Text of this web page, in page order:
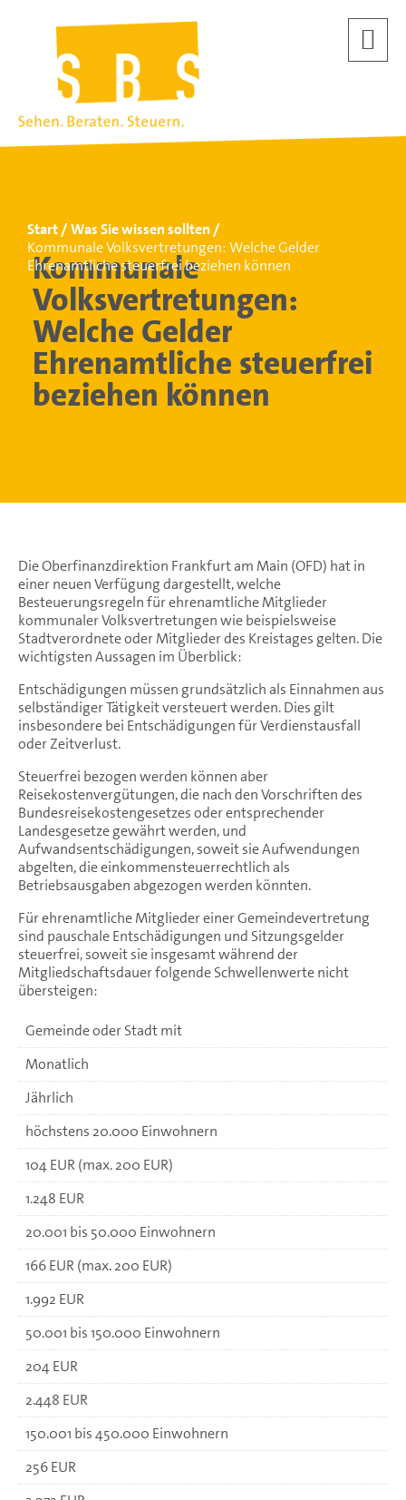
Start
Was Sie wissen sollten
Kommunale Volksvertretungen: Welche Gelder
Ehrenamtliche steuerfrei beziehen können
Kommunale
Volksvertretungen:
Welche Gelder
Ehrenamtliche steuerfrei
beziehen können
Die Oberfinanzdirektion Frankfurt am Main (OFD) hat in
einer neuen Verfügung dargestellt, welche
Besteuerungsregeln für ehrenamtliche Mitglieder
kommunaler Volksvertretungen wie beispielsweise
Stadtverordnete oder Mitglieder des Kreistages gelten. Die
wichtigsten Aussagen im Überblick:
Entschädigungen müssen grundsätzlich als Einnahmen aus
selbständiger Tätigkeit versteuert werden. Dies gilt
insbesondere bei Entschädigungen für Verdienstausfall
oder Zeitverlust.
Steuerfrei bezogen werden können aber
Reisekostenvergütungen, die nach den Vorschriften des
Bundesreisekostengesetzes oder entsprechender
Landesgesetze gewährt werden, und
Aufwandsentschädigungen, soweit sie Aufwendungen
abgelten, die einkommensteuerrechtlich als
Betriebsausgaben abgezogen werden könnten.
Für ehrenamtliche Mitglieder einer Gemeindevertretung
sind pauschale Entschädigungen und Sitzungsgelder
steuerfrei, soweit sie insgesamt während der
Mitgliedschaftsdauer folgende Schwellenwerte nicht
übersteigen:
Gemeinde oder Stadt mit
Monatlich
Jährlich
höchstens 20.000 Einwohnern
104 EUR (max. 200 EUR)
1.248 EUR
20.001 bis 50.000 Einwohnern
166 EUR (max. 200 EUR)
1.992 EUR
50.001 bis 150.000 Einwohnern
204 EUR
2.448 EUR
150.001 bis 450.000 Einwohnern
256 EUR